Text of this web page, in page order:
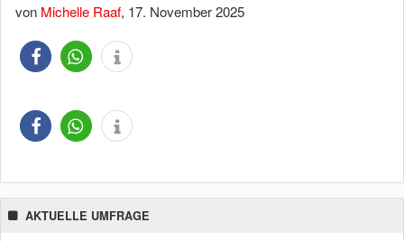
von Michelle Raaf, 17. November 2025
AKTUELLE UMFRAGE